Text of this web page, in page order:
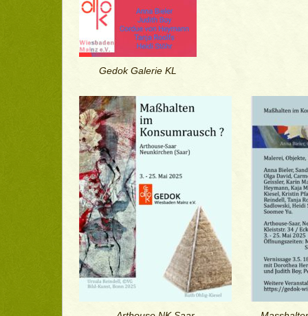
Gedok Galerie KL